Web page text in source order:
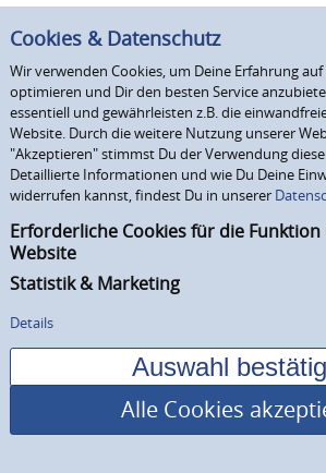
Cookies & Datenschutz
Wir verwenden Cookies, um Deine Erfahrung
optimieren und Dir den besten Service
essentiell und gewährleisten z.B. die
Website. Durch die weitere Nutzung unserer
"Akzeptieren" stimmst Du der Verwendung
Detaillierte Informationen und wie Du Deine
widerrufen kannst, findest Du in unserer
Erforderliche Cookies für die
Website
Statistik & Marketing
Details
Alle Cookies